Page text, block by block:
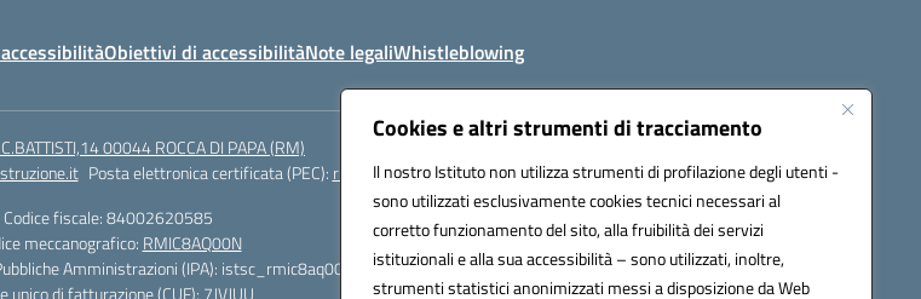
Cookies e altri strumenti di tracciamento
Il nostro Istituto non utilizza strumenti di profilazione degli utenti -
sono utilizzati esclusivamente cookies tecnici necessari al
corretto funzionamento del sito, alla fruibilità dei servizi
istituzionali e alla sua accessibilità – sono utilizzati, inoltre,
strumenti statistici anonimizzati messi a disposizione da Web
Obiettivi di accessibilitàNote legaliWhistleblowing
00044 ROCCA DI PAPA (RM)
Posta elettronica certificata (PEC): rmic8aq00n@pec.istruzione.it
Codice fiscale: 84002620585
meccanografico: RMIC8AQ00N
Amministrazioni (IPA): istsc_rmic8aq00n
unico di fatturazione (CUF): 7JVJUU